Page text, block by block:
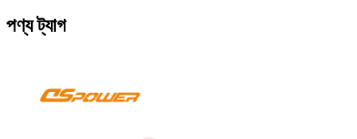
পণ্য ট্যাগ